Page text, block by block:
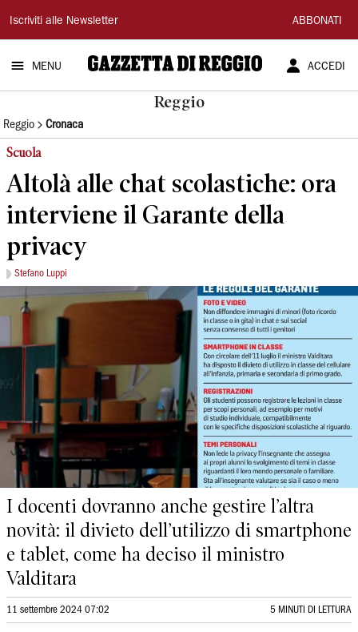
Gazzetta
di
Reggio
Iscriviti alle Newsletter ABBONATI
MENU ACCEDI
Reggio
Reggio Cronaca
Scuola
Altolà alle chat scolastiche: ora
interviene il Garante della
privacy
Stefano Luppi
I docenti dovranno anche gestire l’altra
novità: il divieto dell’utilizzo di smartphone
e tablet, come ha deciso il ministro
Valditara
11 settembre 2024 07:02 5 MINUTI DI LETTURA